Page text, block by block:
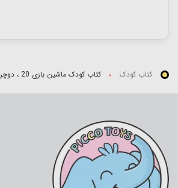
کتاب کودک کتاب کودک ماشین بازی 20 ، دوچرخه سواری میکنم کد 2006890